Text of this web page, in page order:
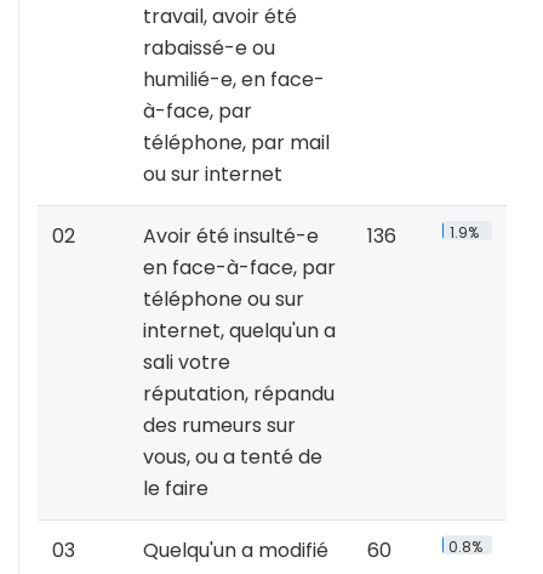
travail, avoir été
rabaissé-e ou
humilié-e, en face-
à-face, par
téléphone, par mail
ou sur internet
02
Avoir été insulté-e
en face-à-face, par
téléphone ou sur
internet, quelqu'un a
sali votre
réputation, répandu
des rumeurs sur
vous, ou a tenté de
le faire
136 1.9%
03
Quelqu'un a modifié
60 0.8%